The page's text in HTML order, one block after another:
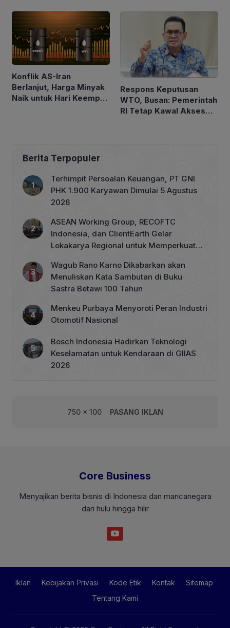
Konflik AS-Iran
Berlanjut, Harga Minyak
Naik untuk Hari Keempat
Respons Keputusan
WTO, Busan: Pemerintah
RI Tetap Kawal Akses
Berita Terpopuler
Terhimpit Persoalan Keuangan, PT GNI
PHK 1.900 Karyawan Dimulai 5 Agustus
2026
ASEAN Working Group, RECOFTC
Indonesia, dan ClientEarth Gelar
Lokakarya Regional untuk Memperkuat
Wagub Rano Karno Dikabarkan akan
Menuliskan Kata Sambutan di Buku
Sastra Betawi 100 Tahun
Menkeu Purbaya Menyoroti Peran Industri
Otomotif Nasional
Bosch Indonesia Hadirkan Teknologi
Keselamatan untuk Kendaraan di GIIAS
2026
750 x 100 PASANG IKLAN
Core Business
Menyajikan berita bisnis di Indonesia dan mancanegara
dari hulu hingga hilir
Iklan Kebijakan Privasi Kode Etik Kontak
Sitemap
Tentang Kami